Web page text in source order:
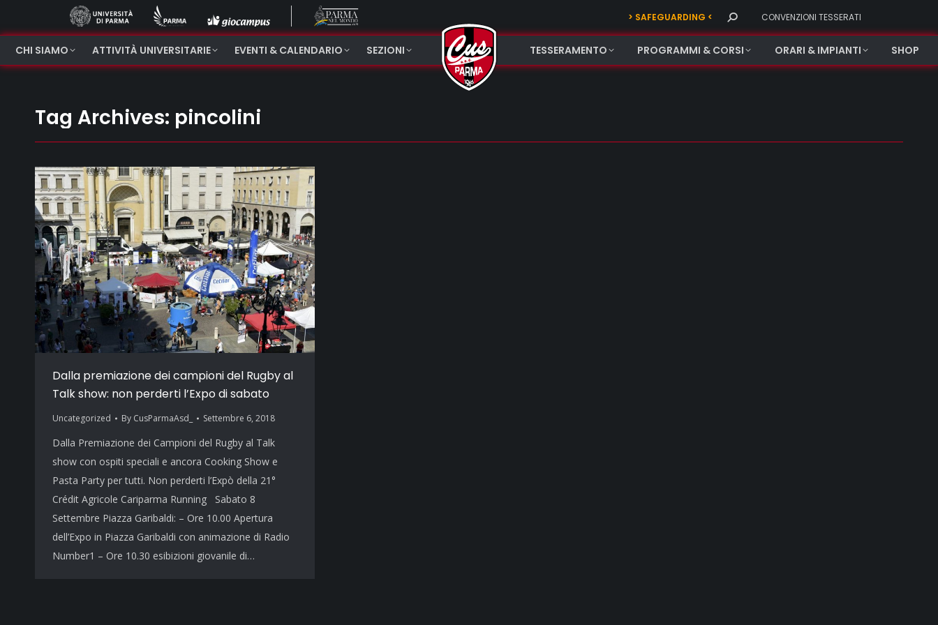
> SAFEGUARDING < Search: CONVENZIONI TESSERATI
CHI SIAMO ATTIVITÀ UNIVERSITARIE EVENTI & CALENDARIO SEZIONI TESSERAMENTO PROGRAMMI & CORSI ORARI & IMPIANTI SHOP
Tag Archives: pincolini
Dalla premiazione dei campioni del Rugby al
Talk show: non perderti l’Expo di sabato
Uncategorized By CusParmaAsd_ Settembre 6, 2018
Dalla Premiazione dei Campioni del Rugby al Talk
show con ospiti speciali e ancora Cooking Show e
Pasta Party per tutti. Non perderti l’Expò della 21°
Crédit Agricole Cariparma Running Sabato 8
Settembre Piazza Garibaldi: – Ore 10.00 Apertura
dell’Expo in Piazza Garibaldi con animazione di Radio
Number1 – Ore 10.30 esibizioni giovanile di…